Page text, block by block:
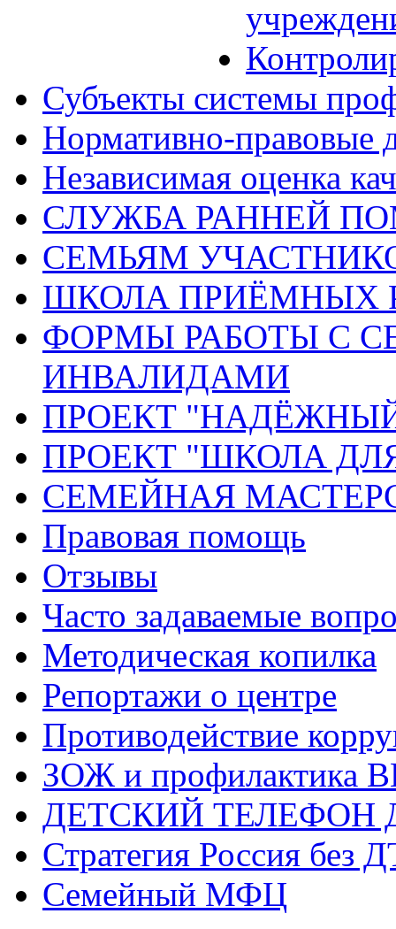
Субъекты системы
Нормативно-правовые
Независимая оценка
СЛУЖБА РАННЕЙ
СЕМЬЯМ
ШКОЛА ПРИЁМНЫХ
ФОРМЫ РАБОТЫ С
ИНВАЛИДАМИ
ПРОЕКТ
ПРОЕКТ "ШКОЛА
СЕМЕЙНАЯ
Правовая помощь
Отзывы
Часто задаваемые
Методическая копилка
Репортажи о центре
Противодействие
ЗОЖ и профилактика
ДЕТСКИЙ ТЕЛЕФОН
Стратегия Россия без
Семейный МФЦ